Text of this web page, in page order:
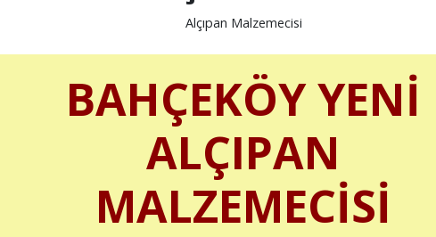
Alçıpan Malzemecisi
BAHÇEKÖY YENİ
ALÇIPAN
MALZEMECİSİ